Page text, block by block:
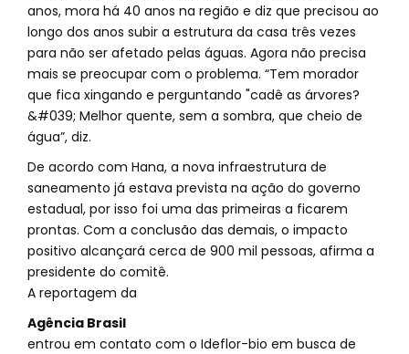
anos, mora há 40 anos na região e diz que precisou ao
longo dos anos subir a estrutura da casa três vezes
para não ser afetado pelas águas. Agora não precisa
mais se preocupar com o problema. “Tem morador
que fica xingando e perguntando "cadê as árvores?
&#039; Melhor quente, sem a sombra, que cheio de
água”, diz.
De acordo com Hana, a nova infraestrutura de
saneamento já estava prevista na ação do governo
estadual, por isso foi uma das primeiras a ficarem
prontas. Com a conclusão das demais, o impacto
positivo alcançará cerca de 900 mil pessoas, afirma a
presidente do comitê.
A reportagem da
Agência Brasil
entrou em contato com o Ideflor-bio em busca de